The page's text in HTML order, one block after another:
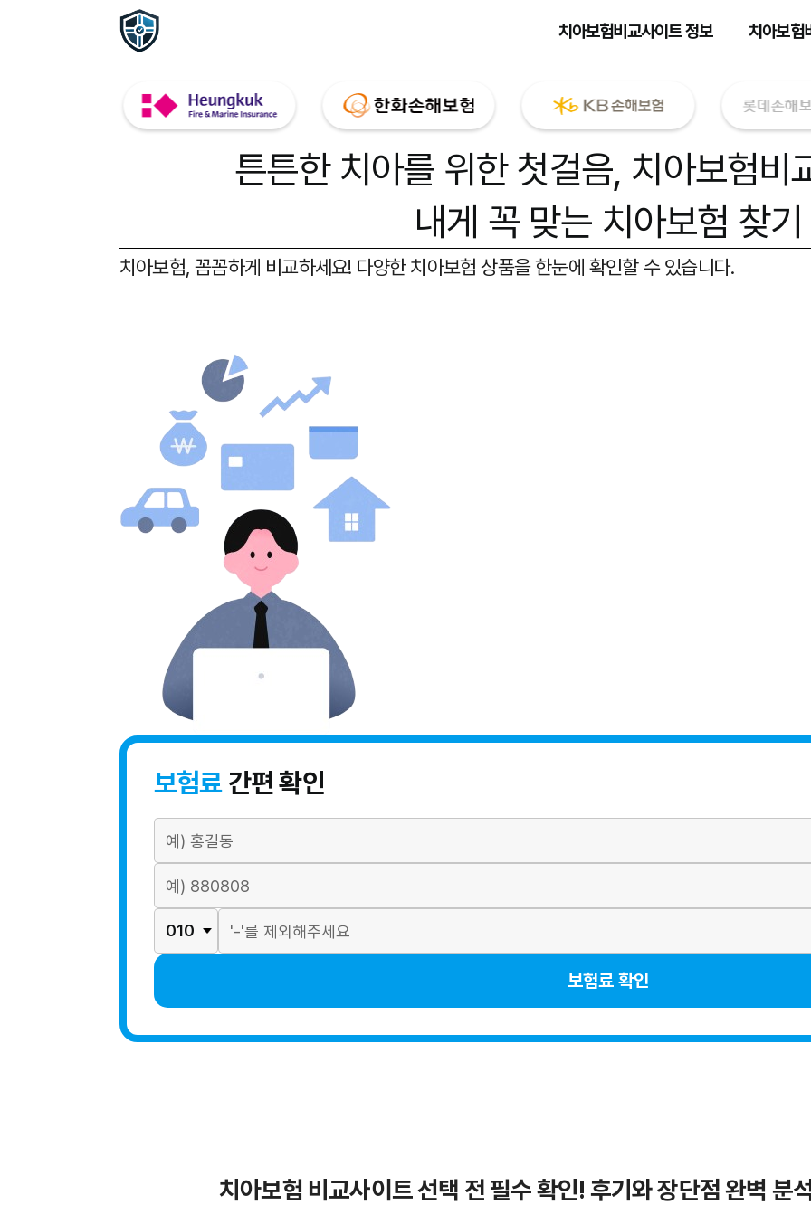
치아보험비교사이트 정보 치아보험
튼튼한 치아를 위한 첫걸음, 치아보험비
내게 꼭 맞는 치아보험 찾기
치아보험, 꼼꼼하게 비교하세요! 다양한 치아보험 상품을 한눈에 확인할 수 있습니다.
보험료간편 확인
보험료 확인
치아보험 비교사이트 선택 전 필수 확인! 후기와 장단점 완벽 분